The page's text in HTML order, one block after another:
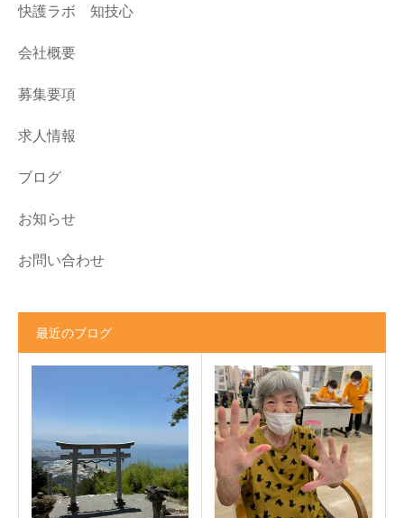
快護ラボ 知技心
会社概要
募集要項
求人情報
ブログ
お知らせ
お問い合わせ
最近のブログ